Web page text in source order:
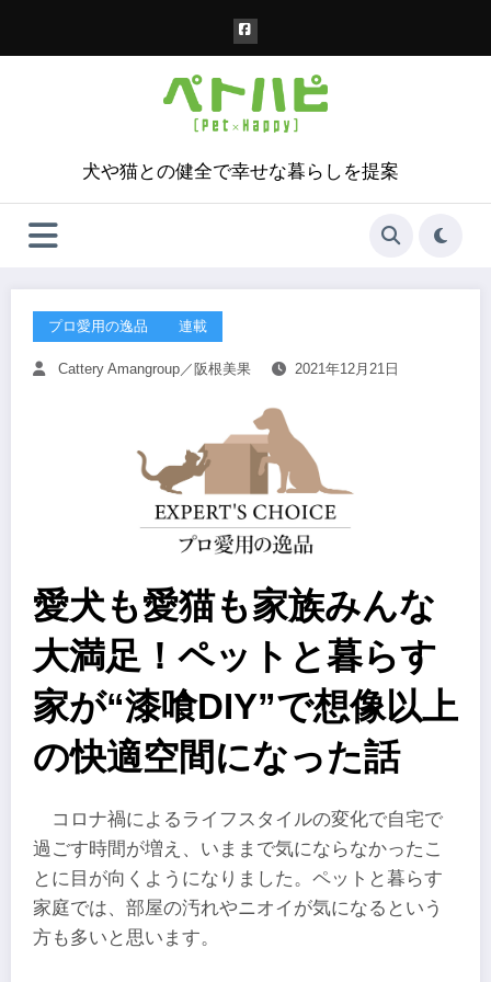
犬や猫との健全で幸せな暮らしを提案
プロ愛用の逸品 連載
Cattery Amangroup／阪根美果 2021年12月21日
愛犬も愛猫も家族みんな
大満足！ペットと暮らす
家が“漆喰DIY”で想像以上
の快適空間になった話
コロナ禍によるライフスタイルの変化で自宅で
過ごす時間が増え、いままで気にならなかったこ
とに目が向くようになりました。ペットと暮らす
家庭では、部屋の汚れやニオイが気になるという
方も多いと思います。